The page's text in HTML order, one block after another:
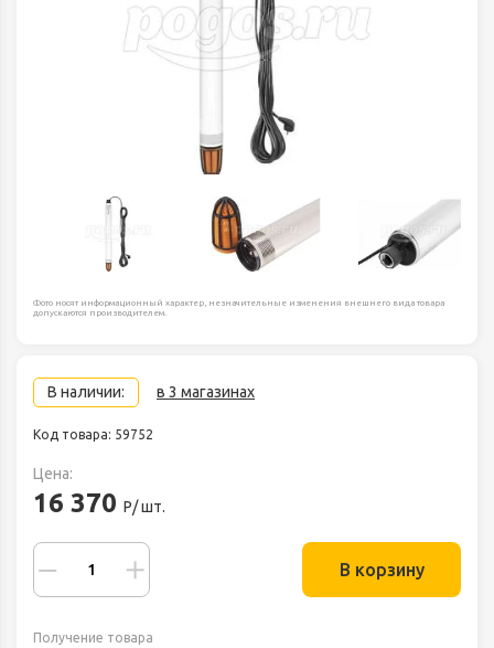
Фото носят информационный характер, незначительные изменения внешнего вида товара
допускаются производителем.
В наличии: в 3 магазинах
Код товара: 59752
Цена:
16 370 Р/ шт.
В корзину
Получение товара